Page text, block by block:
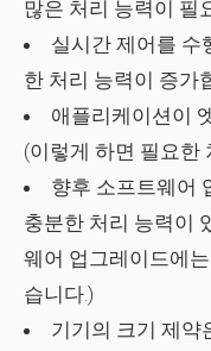
많은 처리 능력이 필
실시간 제어를 수
한 처리 능력이 증가
애플리케이션이
(이렇게 하면 필요한
향후 소프트웨어
충분한 처리 능력이
웨어 업그레이드에
습니다.)
기기의 크기 제약